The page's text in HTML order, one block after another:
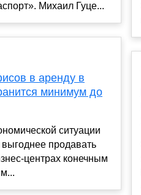
Михаил Гуце...
в аренду в
минимум до
ситуации
продавать
центрах конечным